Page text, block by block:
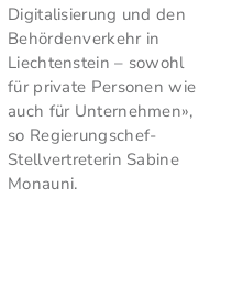
Digitalisierung und den
Behördenverkehr in
Liechtenstein – sowohl
für private Personen wie
auch für Unternehmen»,
so Regierungschef-
Stellvertreterin Sabine
Monauni.